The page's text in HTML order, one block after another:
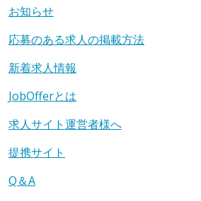
お知らせ
応募のある求人の掲載方法
新着求人情報
JobOfferとは
求人サイト運営者様へ
提携サイト
Q＆A